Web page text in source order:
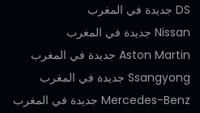
DS جديدة في المغرب
Nissan جديدة في المغرب
Aston Martin جديدة في المغرب
Ssangyong جديدة في المغرب
Mercedes-Benz جديدة في المغرب